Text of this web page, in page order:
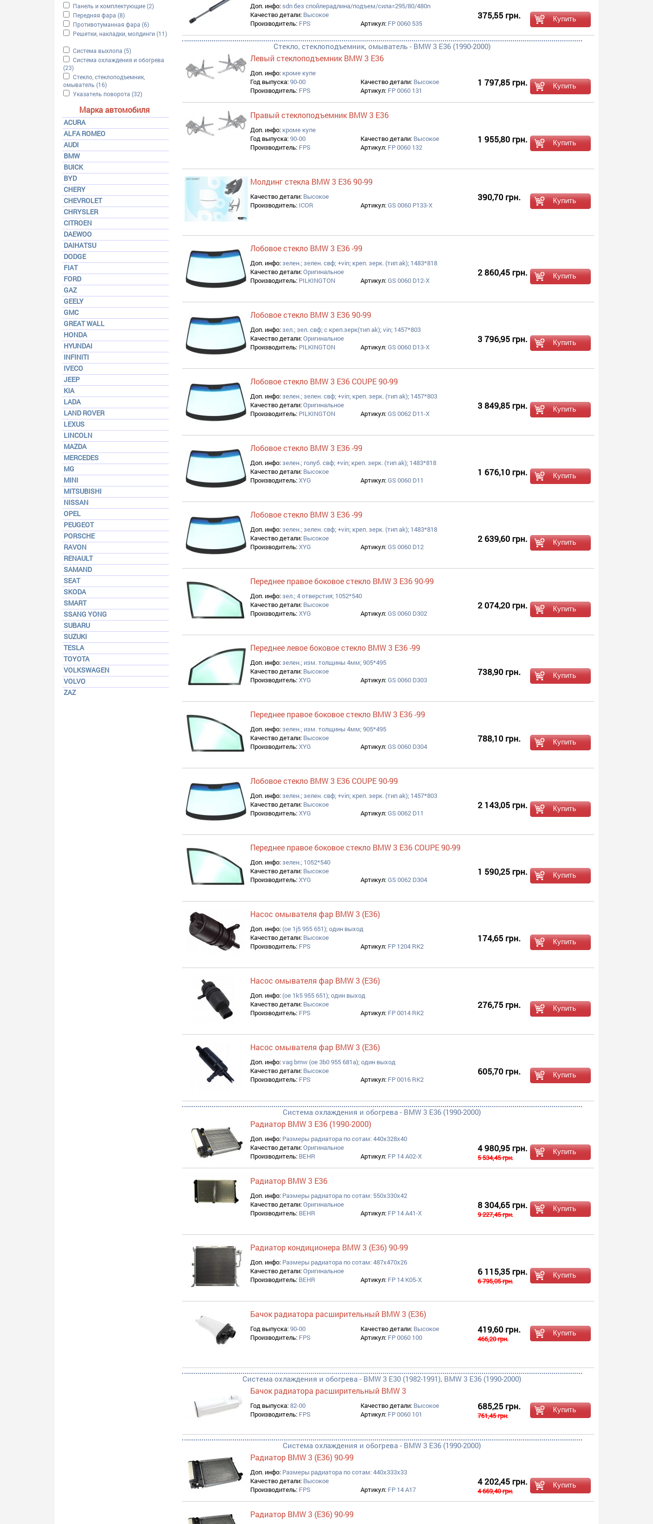
Apply Панель и комплектующие filter
Панель и комплектующие (2)Apply Панель и комплектующие filter
Apply Передняя фара filter
Передняя фара (8)Apply Передняя фара filter
Apply Противотуманная фара filter
Противотуманная фара (6)Apply Противотуманная фара filter
Apply Решетки, накладки, молдинги filter
Решетки, накладки, молдинги (11)
Apply Система выхлопа filter
Система выхлопа (5)Apply Система выхлопа filter
Apply Система охлаждения и обогрева filter
Система охлаждения и обогрева
(23) Apply Система охлаждения и обогрева filter
Apply Стекло, стеклоподъемник, омыватель filter
Стекло, стеклоподъемник,
омыватель (16)
Apply Указатель поворота filter
Указатель поворота (32)Apply Указатель поворота filter
Марка автомобиля
ACURA
ALFA ROMEO
AUDI
BMW
BUICK
BYD
CHERY
CHEVROLET
CHRYSLER
CITROEN
DAEWOO
DAIHATSU
DODGE
FIAT
FORD
GAZ
GEELY
GMC
GREAT WALL
HONDA
HYUNDAI
INFINITI
IVECO
JEEP
KIA
LADA
LAND ROVER
LEXUS
LINCOLN
MAZDA
MERCEDES
MG
MINI
MITSUBISHI
NISSAN
OPEL
PEUGEOT
PORSCHE
RAVON
RENAULT
SAMAND
SEAT
SKODA
SMART
SSANG YONG
SUBARU
SUZUKI
TESLA
TOYOTA
VOLKSWAGEN
VOLVO
ZAZ
Доп. инфо: sdn без спойлерадлина/подъем/сила=295/80/480n
Качество детали: Высокое
Производитель: FPS Артикул: FP 0060 535
375,55 грн.
Стекло, стеклоподъемник, омыватель - BMW 3 E36 (1990-2000)
Левый стеклоподъемник BMW 3 E36
Доп. инфо: кроме купе
Год выпуска:90-00 Качество детали: Высокое
Производитель: FPS Артикул: FP 0060 131
1 797,85 грн.
Правый стеклоподъемник BMW 3 E36
Доп. инфо: кроме купе
Год выпуска:90-00 Качество детали: Высокое
Производитель: FPS Артикул: FP 0060 132
1 955,80 грн.
Молдинг стекла BMW 3 E36 90-99
Качество детали: Высокое
Производитель: ICOR Артикул:GS 0060 P133-X
390,70 грн.
Лобовое стекло BMW 3 E36 -99
Доп. инфо:зелен.; зелен. свф; +vin; креп. зерк. (тип ak); 1483*818
Качество детали:Оригинальное
Производитель: PILKINGTON Артикул:GS 0060 D12-X
2 860,45 грн.
Лобовое стекло BMW 3 E36 90-99
Доп. инфо:зел.; зел. свф; с креп.зерк(тип ak); vin; 1457*803
Качество детали:Оригинальное
Производитель: PILKINGTON Артикул:GS 0060 D13-X
3 796,95 грн.
Лобовое стекло BMW 3 E36 COUPE 90-99
Доп. инфо:зелен.; зелен. свф; +vin; креп. зерк. (тип ak); 1457*803
Качество детали:Оригинальное
Производитель: PILKINGTON Артикул:GS 0062 D11-X
3 849,85 грн.
Лобовое стекло BMW 3 E36 -99
Доп. инфо:зелен.; голуб. свф; +vin; креп. зерк. (тип ak); 1483*818
Качество детали: Высокое
Производитель:XYG Артикул:GS 0060 D11
1 676,10 грн.
Лобовое стекло BMW 3 E36 -99
Доп. инфо:зелен.; зелен. свф; +vin; креп. зерк. (тип ak); 1483*818
Качество детали: Высокое
Производитель:XYG Артикул:GS 0060 D12
2 639,60 грн.
Переднее правое боковое стекло BMW 3 E36 90-99
Доп. инфо:зел.; 4 отверстия; 1052*540
Качество детали: Высокое
Производитель:XYG Артикул:GS 0060 D302
2 074,20 грн.
Переднее левое боковое стекло BMW 3 E36 -99
Доп. инфо:зелен.; изм. толщины 4мм; 905*495
Качество детали: Высокое
Производитель:XYG Артикул:GS 0060 D303
738,90 грн.
Переднее правое боковое стекло BMW 3 E36 -99
Доп. инфо:зелен.; изм. толщины 4мм; 905*495
Качество детали: Высокое
Производитель:XYG Артикул:GS 0060 D304
788,10 грн.
Лобовое стекло BMW 3 E36 COUPE 90-99
Доп. инфо:зелен.; зелен. свф; +vin; креп. зерк. (тип ak); 1457*803
Качество детали: Высокое
Производитель:XYG Артикул:GS 0062 D11
2 143,05 грн.
Переднее правое боковое стекло BMW 3 E36 COUPE 90-99
Доп. инфо:зелен.; 1052*540
Качество детали: Высокое
Производитель:XYG Артикул:GS 0062 D304
1 590,25 грн.
Насос омывателя фар BMW 3 (E36)
Доп. инфо: (oe 1j5 955 651); один выход
Качество детали: Высокое
Производитель: FPS Артикул: FP 1204 RK2
174,65 грн.
Насос омывателя фар BMW 3 (E36)
Доп. инфо: (oe 1k5 955 651); один выход
Качество детали: Высокое
Производитель: FPS Артикул: FP 0014 RK2
276,75 грн.
Насос омывателя фар BMW 3 (E36)
Доп. инфо:vag bmw (oe 3b0 955 681a); один выход
Качество детали: Высокое
Производитель: FPS Артикул: FP 0016 RK2
605,70 грн.
Система охлаждения и обогрева - BMW 3 E36 (1990-2000)
Радиатор BMW 3 E36 (1990-2000)
Доп. инфо: Размеры радиатора по сотам: 440x328x40
Качество детали:Оригинальное
Производитель: BEHR Артикул: FP 14 A02-X
4 980,95 грн.
5 534,45 грн.
Радиатор BMW 3 E36
Доп. инфо: Размеры радиатора по сотам: 550x330x42
Качество детали:Оригинальное
Производитель: BEHR Артикул: FP 14 A41-X
8 304,65 грн.
9 227,45 грн.
Радиатор кондиционера BMW 3 (E36) 90-99
Доп. инфо: Размеры радиатора по сотам: 487x470x26
Качество детали:Оригинальное
Производитель: BEHR Артикул: FP 14 K05-X
6 115,35 грн.
6 795,05 грн.
Бачок радиатора расширительный BMW 3 (E36)
Год выпуска:90-00 Качество детали: Высокое
Производитель: FPS Артикул: FP 0060 100
419,60 грн.
466,20 грн.
Система охлаждения и обогрева - BMW 3 E30 (1982-1991), BMW 3 E36 (1990-2000)
Бачок радиатора расширительный BMW 3
Год выпуска:82-00 Качество детали: Высокое
Производитель: FPS Артикул: FP 0060 101
685,25 грн.
761,45 грн.
Система охлаждения и обогрева - BMW 3 E36 (1990-2000)
Радиатор BMW 3 (E36) 90-99
Доп. инфо: Размеры радиатора по сотам: 440x333x33
Качество детали: Высокое
Производитель: FPS Артикул: FP 14 A17
4 202,45 грн.
4 669,40 грн.
Радиатор BMW 3 (E36) 90-99